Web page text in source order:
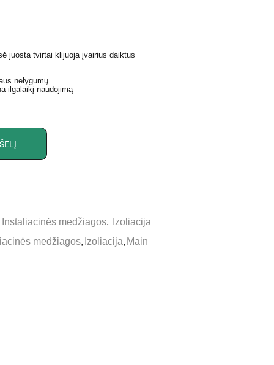
juosta tvirtai klijuoja įvairius daiktus
nelygumų
ilgalaikį naudojimą
Instaliacinės medžiagos,
Izoliacija
medžiagos, Izoliacija, Main